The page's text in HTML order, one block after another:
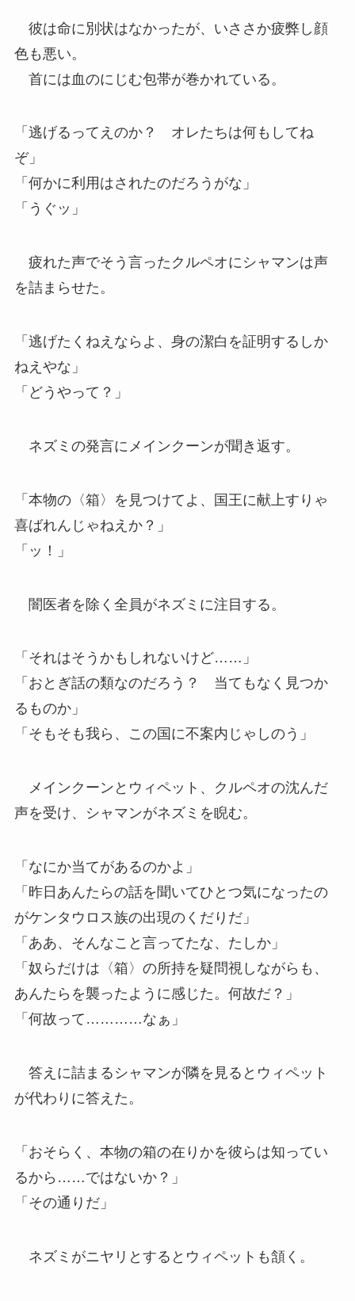
彼は命に別状はなかったが、いささか疲弊し顔
色も悪い。
首には血のにじむ包帯が巻かれている。
「逃げるってえのか？ オレたちは何もしてね
ぞ」
「何かに利用はされたのだろうがな」
「うぐッ」
疲れた声でそう言ったクルペオにシャマンは声
を詰まらせた。
「逃げたくねえならよ、身の潔白を証明するしか
ねえやな」
「どうやって？」
ネズミの発言にメインクーンが聞き返す。
「本物の〈箱〉を見つけてよ、国王に献上すりゃ
喜ばれんじゃねえか？」
「ッ！」
闇医者を除く全員がネズミに注目する。
「それはそうかもしれないけど……」
「おとぎ話の類なのだろう？ 当てもなく見つか
るものか」
「そもそも我ら、この国に不案内じゃしのう」
メインクーンとウィペット、クルペオの沈んだ
声を受け、シャマンがネズミを睨む。
「なにか当てがあるのかよ」
「昨日あんたらの話を聞いてひとつ気になったの
がケンタウロス族の出現のくだりだ」
「ああ、そんなこと言ってたな、たしか」
「奴らだけは〈箱〉の所持を疑問視しながらも、
あんたらを襲ったように感じた。何故だ？」
「何故って…………なぁ」
答えに詰まるシャマンが隣を見るとウィペット
が代わりに答えた。
「おそらく、本物の箱の在りかを彼らは知ってい
るから……ではないか？」
「その通りだ」
ネズミがニヤリとするとウィペットも頷く。